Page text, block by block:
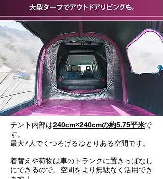
テント内部は240cm×240cmの約5.75平米で
す。
最大7人でくつろげるゆとりある空間です。
着替えや荷物は車のトランクに置きっぱなし
にできるので、空間をより無駄なく活用でき